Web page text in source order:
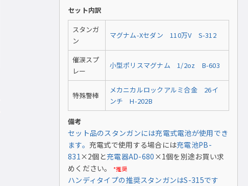
セット内訳
スタンガ
ン
マグナム-Xセダン 110万V S-312
催涙スプ
レー
小型ポリスマグナム 1/2oz B-603
特殊警棒
メカニカルロックアルミ合金 26イ
ンチ H-202B
備考
セット品のスタンガンには充電式電池が使用でき
ます。 充電式で使用する場合には充電池PB-
831×2個と充電器AD-680 ×1個を別途お買い求
めください。
*推奨
ハンディタイプの推奨スタンガンはS-315です